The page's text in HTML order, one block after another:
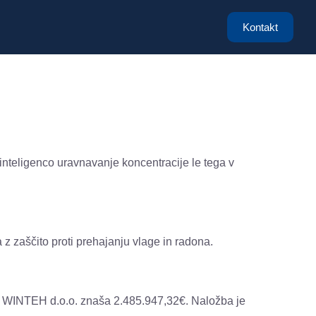
Kontakt
uravnavanje koncentracije le tega v
zaščito proti prehajanju vlage in radona.
d.o.o. znaša 2.485.947,32€. Naložba je